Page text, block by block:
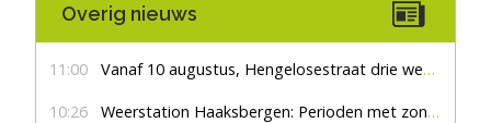
Overig nieuws
11:00 Vanaf 10 augustus, Hengelosestraat drie weken dicht voor doorgaand verkeer
10:26 Weerstation Haaksbergen: Perioden met zon en droog